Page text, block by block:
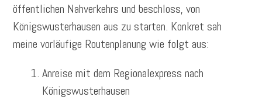
öffentlichen Nahverkehrs und beschloss, von
Königswusterhausen aus zu starten. Konkret sah
meine vorläufige Routenplanung wie folgt aus:
Anreise mit dem Regionalexpress nach
Königswusterhausen